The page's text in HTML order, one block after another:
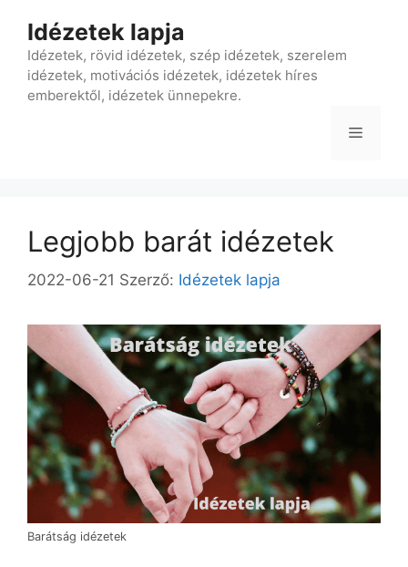
tartalomba
Idézetek lapja
Idézetek, rövid idézetek, szép idézetek, szerelem
idézetek, motivációs idézetek, idézetek híres
emberektől, idézetek ünnepekre.
Menü
Legjobb barát idézetek
2022-06-21 Szerző: Idézetek lapja
Barátság idézetek